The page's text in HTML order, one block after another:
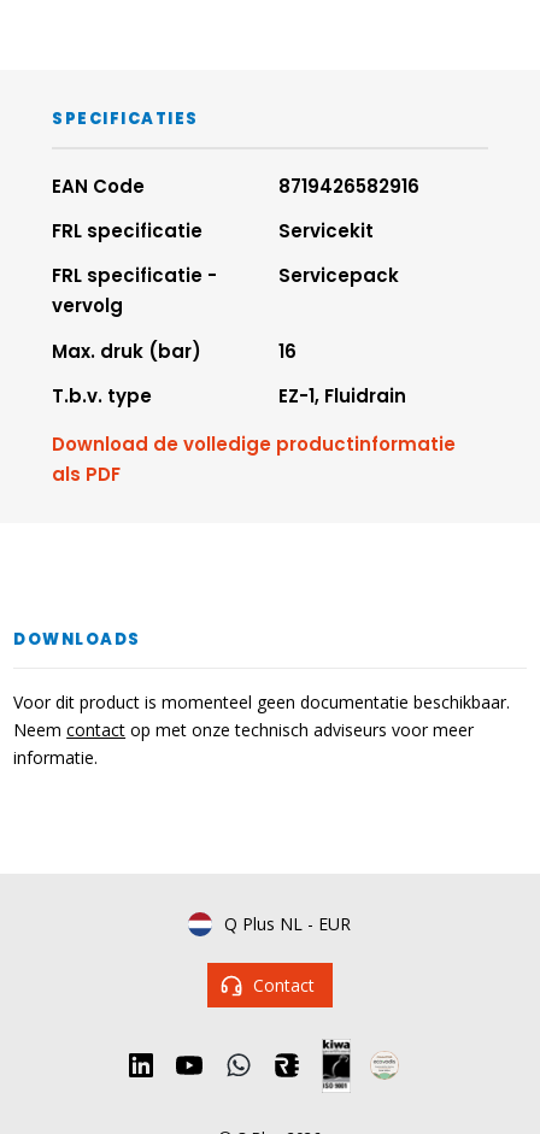
SPECIFICATIES
EAN Code
8719426582916
FRL specificatie
Servicekit
FRL specificatie -
vervolg
Servicepack
Max. druk (bar)
16
T.b.v. type
EZ-1, Fluidrain
Download de volledige productinformatie
als PDF
DOWNLOADS
Voor dit product is momenteel geen documentatie beschikbaar.
Neemcontact op met onze technisch adviseurs voor meer
informatie.
Q Plus NL - EUR
Contact